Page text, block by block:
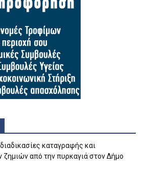
καταγραφής και
από την πυρκαγιά στον Δήμο